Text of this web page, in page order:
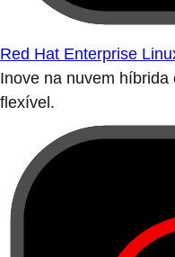
Red Hat Enterprise
Inove na nuvem híbrida
flexível.